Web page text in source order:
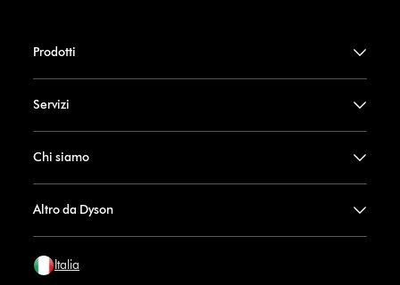
Prodotti
Servizi
Chi siamo
Altro da Dyson
Italia